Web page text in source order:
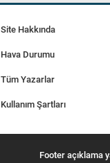
Site Hakkında
Hava Durumu
Tüm Yazarlar
Kullanım Şartları
Footer açıklama